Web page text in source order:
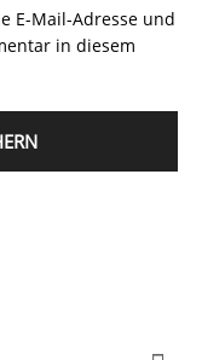
E-Mail-Adresse und
in diesem